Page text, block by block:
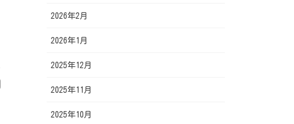
2026年2月
2026年1月
2025年12月
2025年11月
2025年10月